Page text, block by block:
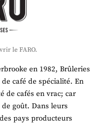
le FARO.
en 1982, Brûleries
café de spécialité. En
de cafés en vrac; car
goût. Dans leurs
pays producteurs